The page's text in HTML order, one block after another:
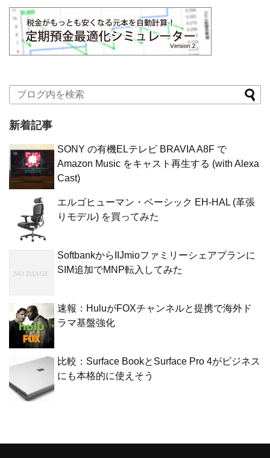
新着記事
SONY の有機ELテレビ BRAVIA A8F で
Amazon Music をキャスト再生する (with Alexa
Cast)
エルゴヒューマン・ベーシック EH-HAL (革張
りモデル) を買ってみた
SoftbankからIIJmioファミリーシェアプランに
SIM追加でMNP転入してみた
速報：HuluがFOXチャンネルと提携で海外ド
ラマ基盤強化
比較：Surface BookとSurface Pro 4がビジネス
にも本格的に使えそう